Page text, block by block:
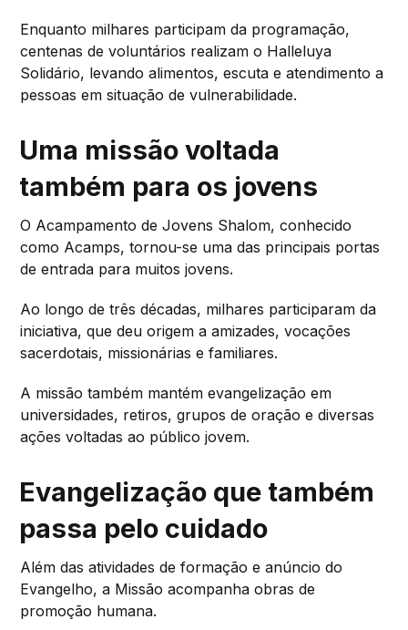
Enquanto milhares participam da programação,
centenas de voluntários realizam o Halleluya
Solidário, levando alimentos, escuta e atendimento a
pessoas em situação de vulnerabilidade.
Uma missão voltada
também para os jovens
O Acampamento de Jovens Shalom, conhecido
como Acamps, tornou-se uma das principais portas
de entrada para muitos jovens.
Ao longo de três décadas, milhares participaram da
iniciativa, que deu origem a amizades, vocações
sacerdotais, missionárias e familiares.
A missão também mantém evangelização em
universidades, retiros, grupos de oração e diversas
ações voltadas ao público jovem.
Evangelização que também
passa pelo cuidado
Além das atividades de formação e anúncio do
Evangelho, a Missão acompanha obras de
promoção humana.